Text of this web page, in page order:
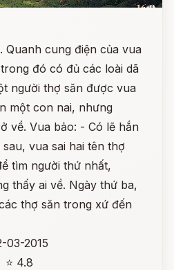
Quanh cung điện của vua
đó có đủ các loài dã
người thợ săn được vua
một con nai, nhưng
về. Vua bảo: - Có lẽ hắn
vua sai hai tên thợ
tìm người thứ nhất,
thấy ai về. Ngày thứ ba,
thợ săn trong xứ đến
03-2015
⭐ 4.8